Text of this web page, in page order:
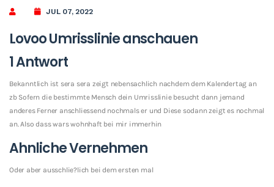
JUL 07, 2022
Lovoo Umrisslinie anschauen
1 Antwort
Bekanntlich ist sera sera zeigt nebensachlich nachdem dem Kalendertag an
zb Sofern die bestimmte Mensch dein Umrisslinie besucht dann jemand
anderes Ferner anschliessend nochmals er und Diese sodann zeigt es nochmal
an. Also dass wars wohnhaft bei mir immerhin
Ahnliche Vernehmen
Oder aber ausschlie?lich bei dem ersten mal